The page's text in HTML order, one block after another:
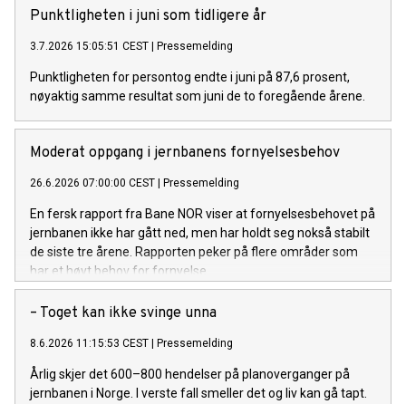
Punktligheten i juni som tidligere år
3.7.2026 15:05:51 CEST Pressemelding
Punktligheten for persontog endte i juni på 87,6 prosent,
nøyaktig samme resultat som juni de to foregående årene.
Moderat oppgang i jernbanens fornyelsesbehov
26.6.2026 07:00:00 CEST Pressemelding
En fersk rapport fra Bane NOR viser at fornyelsesbehovet på
jernbanen ikke har gått ned, men har holdt seg nokså stabilt
de siste tre årene. Rapporten peker på flere områder som
har et høyt behov for fornyelse.
– Toget kan ikke svinge unna
8.6.2026 11:15:53 CEST Pressemelding
Årlig skjer det 600–800 hendelser på planoverganger på
jernbanen i Norge. I verste fall smeller det og liv kan gå tapt.